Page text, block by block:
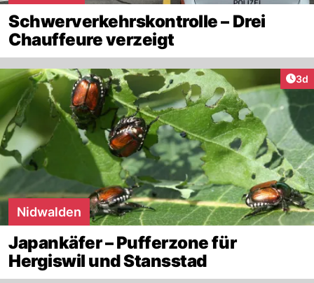
Schwerverkehrskontrolle – Drei
Chauffeure verzeigt
3d
Nidwalden
Japankäfer – Pufferzone für
Hergiswil und Stansstad